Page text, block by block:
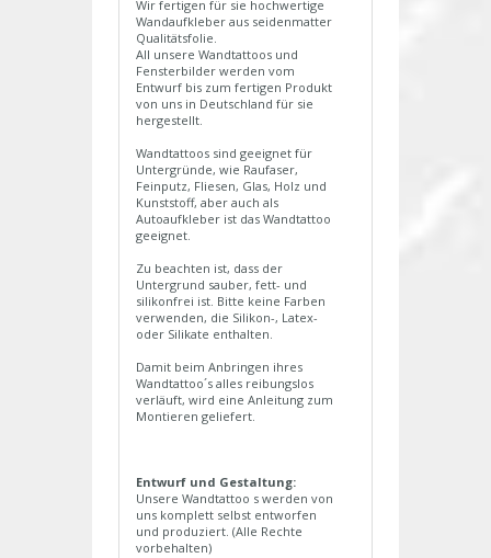
Wir fertigen für sie hochwertige
Wandaufkleber aus seidenmatter
Qualitätsfolie.
All unsere Wandtattoos und
Fensterbilder werden vom
Entwurf bis zum fertigen Produkt
von uns in Deutschland für sie
hergestellt.
Wandtattoos sind geeignet für
Untergründe, wie Raufaser,
Feinputz, Fliesen, Glas, Holz und
Kunststoff, aber auch als
Autoaufkleber ist das Wandtattoo
geeignet.
Zu beachten ist, dass der
Untergrund sauber, fett- und
silikonfrei ist. Bitte keine Farben
verwenden, die Silikon-, Latex-
oder Silikate enthalten.
Damit beim Anbringen ihres
Wandtattoo´s alles reibungslos
verläuft, wird eine Anleitung zum
Montieren geliefert.
Entwurf und Gestaltung:
Unsere Wandtattoo s werden von
uns komplett selbst entworfen
und produziert. (Alle Rechte
vorbehalten)